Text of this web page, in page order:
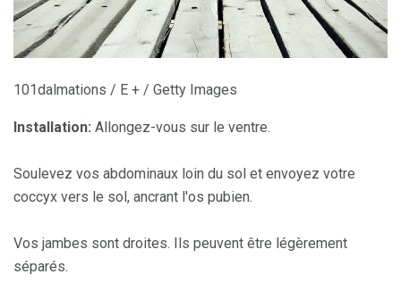
101dalmations / E + / Getty Images
Installation: Allongez-vous sur le ventre.
Soulevez vos abdominaux loin du sol et envoyez votre
coccyx vers le sol, ancrant l'os pubien.
Vos jambes sont droites. Ils peuvent être légèrement
séparés.